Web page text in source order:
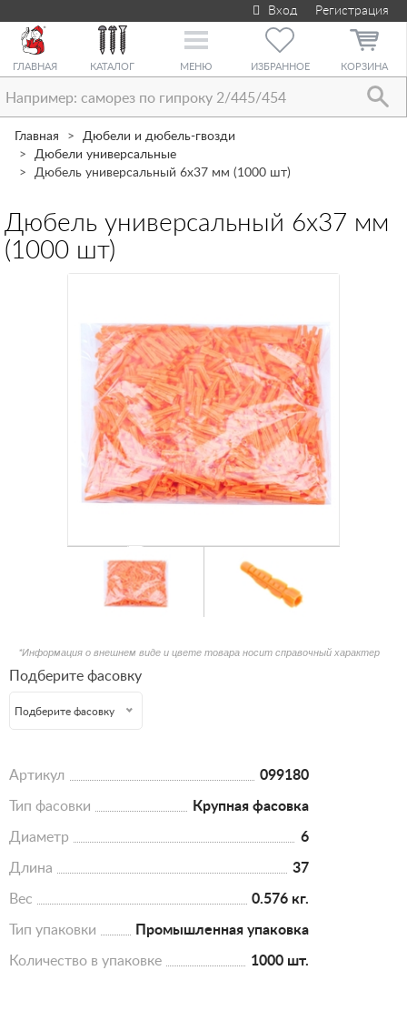
Вход Регистрация
ГЛАВНАЯ КАТАЛОГ
Toggle
МЕНЮ ИЗБРАННОЕ КОРЗИНА
Главная
Дюбели и дюбель-гвозди
Дюбели универсальные
Дюбель универсальный 6х37 мм (1000 шт)
Дюбель универсальный 6х37 мм
(1000 шт)
*Информация о внешнем виде и цвете товара носит справочный характер
Подберите фасовку
Подберите фасовку
Артикул 099180
Тип фасовки Крупная фасовка
Диаметр 6
Длина 37
Вес 0.576 кг.
Тип упаковки Промышленная упаковка
Количество в упаковке 1000 шт.